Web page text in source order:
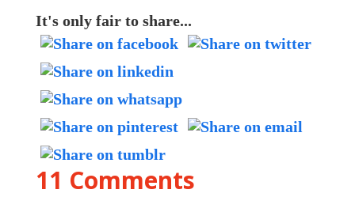
It's only fair to share...
11 Comments